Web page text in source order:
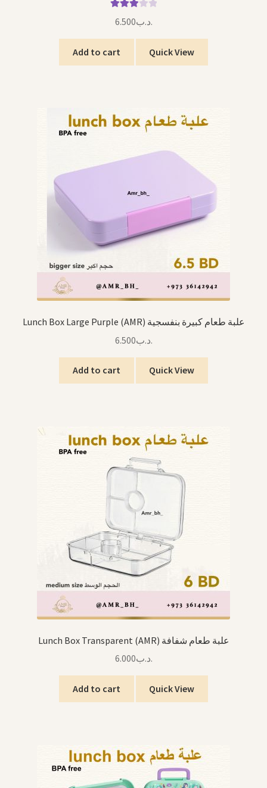
out of 5
.د.ب6.500
Add to cart Quick View
Lunch Box Large Purple (AMR) علبة طعام كبيرة بنفسجية
.د.ب6.500
Add to cart Quick View
Lunch Box Transparent (AMR) علبة طعام شفافة
.د.ب6.000
Add to cart Quick View